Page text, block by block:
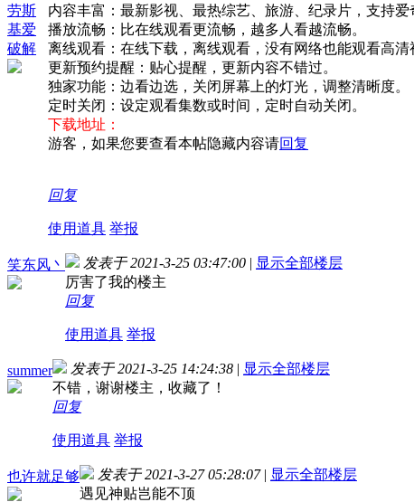
劳斯
基爱
破解
内容丰富：最新影视、最热综艺、旅游、纪录片，支持爱
播放流畅：比在线观看更流畅，越多人看越流畅。
离线观看：在线下载，离线观看，没有网络也能观看高清
更新预约提醒：贴心提醒，更新内容不错过。
独家功能：边看边选，关闭屏幕上的灯光，调整清晰度。
定时关闭：设定观看集数或时间，定时自动关闭。
下载地址：
游客，如果您要查看本帖隐藏内容请回复
回复
使用道具 举报
笑东风丶 发表于 2021-3-25 03:47:00 | 显示全部楼层
厉害了我的楼主
回复
使用道具 举报
summer 发表于 2021-3-25 14:24:38 | 显示全部楼层
不错，谢谢楼主，收藏了！
回复
使用道具 举报
也许就足够 发表于 2021-3-27 05:28:07 | 显示全部楼层
遇见神贴岂能不顶